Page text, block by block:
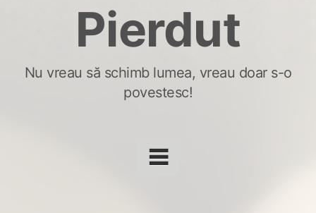
Pierdut
Nu vreau să schimb lumea, vreau doar s-o
povestesc!